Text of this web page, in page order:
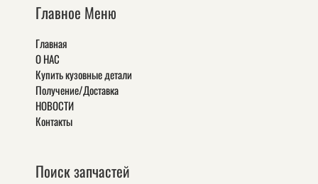
Главное Меню
Главная
О НАС
Купить кузовные детали
Получение/Доставка
НОВОСТИ
Контакты
Поиск запчастей